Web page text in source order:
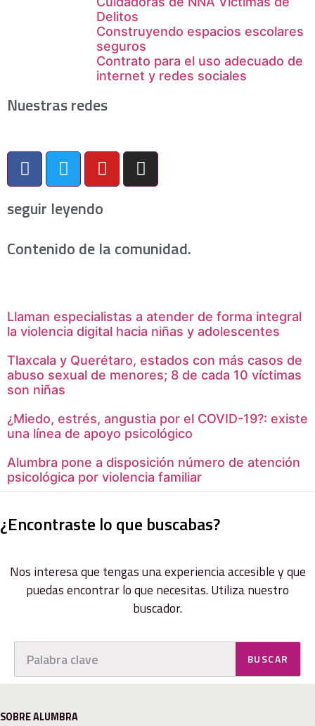
Delitos
Construyendo espacios escolares
seguros
Contrato para el uso adecuado de
internet y redes sociales
Nuestras redes
seguir leyendo
Contenido de la comunidad.
Llaman especialistas a atender de forma integral
la violencia digital hacia niñas y adolescentes
Tlaxcala y Querétaro, estados con más casos de
abuso sexual de menores; 8 de cada 10 víctimas
son niñas
¿Miedo, estrés, angustia por el COVID-19?: existe
una línea de apoyo psicológico
Alumbra pone a disposición número de atención
psicológica por violencia familiar
¿Encontraste lo que buscabas?
Nos interesa que tengas una experiencia accesible y que
puedas encontrar lo que necesitas. Utiliza nuestro
buscador.
BUSCAR
SOBRE ALUMBRA